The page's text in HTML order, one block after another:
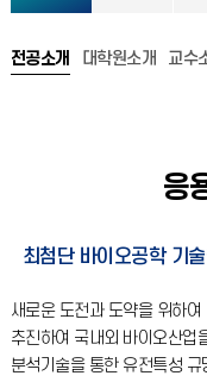
전공소개 대학원소개 교수
응
최첨단 바이오공학 기
새로운 도전과 도약을 위하
추진하여 국내외 바이오산업
분석기술을 통한 유전특성